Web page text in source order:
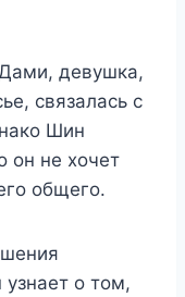
девушка,
связалась с
Шин
он не хочет
общего.
узнает о том,